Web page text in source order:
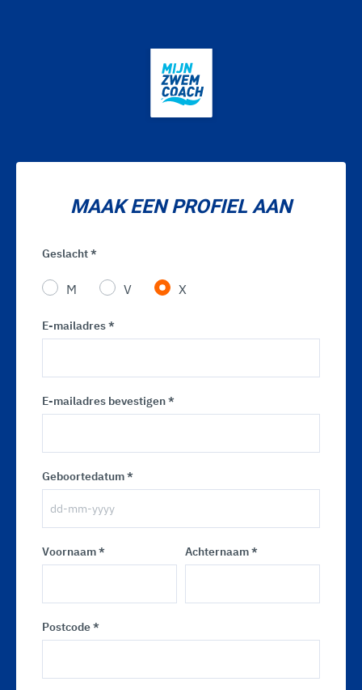
MAAK EEN PROFIEL AAN
Geslacht *
M V X
E-mailadres *
E-mailadres bevestigen *
Geboortedatum *
Voornaam * Achternaam *
Postcode *